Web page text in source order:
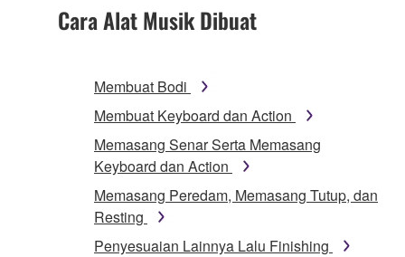
Cara Alat Musik Dibuat
Membuat Bodi
Membuat Keyboard dan Action
Memasang Senar Serta Memasang
Keyboard dan Action
Memasang Peredam, Memasang Tutup, dan
Resting
Penyesuaian Lainnya Lalu Finishing